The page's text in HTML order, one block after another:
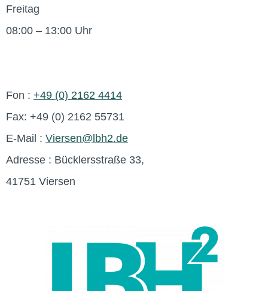
Freitag
08:00 – 13:00 Uhr
Fon : +49 (0) 2162 4414
Fax: +49 (0) 2162 55731
E-Mail : Viersen@lbh2.de
Adresse : Bücklersstraße 33,
41751 Viersen